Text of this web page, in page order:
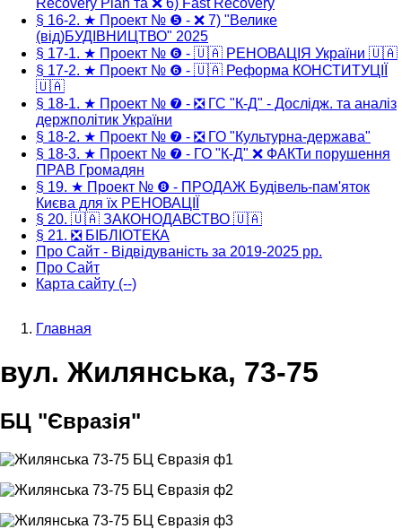
§ 16-2. ★ Проект № ❺ - ❌ 7) "Велике
(від)БУДІВНИЦТВО" 2025
§ 17-1. ★ Проект № ❻ - 🇺🇦 РЕНОВАЦІЯ України 🇺🇦
§ 17-2. ★ Проект № ❻ - 🇺🇦 Реформа КОНСТИТУЦІЇ
🇺🇦
§ 18-1. ★ Проект № ❼ - ❎ ГС "К-Д" - Дослідж. та аналіз
держполітик України
§ 18-2. ★ Проект № ❼ - ❎ ГО "Культурна-держава"
§ 18-3. ★ Проект № ❼ - ГО "К-Д" ❌ ФАКТи порушення
ПРАВ Громадян
§ 19. ★ Проект № ❽ - ПРОДАЖ Будівель-пам'яток
Києва для їх РЕНОВАЦІЇ
§ 20. 🇺🇦 ЗАКОНОДАВСТВО 🇺🇦
§ 21. ❎ БІБЛІОТЕКА
Про Сайт - Відвідуваність за 2019-2025 рр.
Про Сайт
Карта сайту (--)
навигации
Главная
вул. Жилянська, 73-75
БЦ "Євразія"